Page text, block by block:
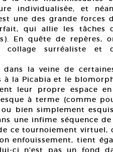
individualisée, et
une des grande forces
qui allie les tâches
En quête de repères,
collage surréaliste et
dans la veine de
la Picabia et le
leur propre espace
à terme (comme
bien simplement
une infime séquence
ce tournoiement virtuel,
enfouissement, tient
ci n’est pas un fond